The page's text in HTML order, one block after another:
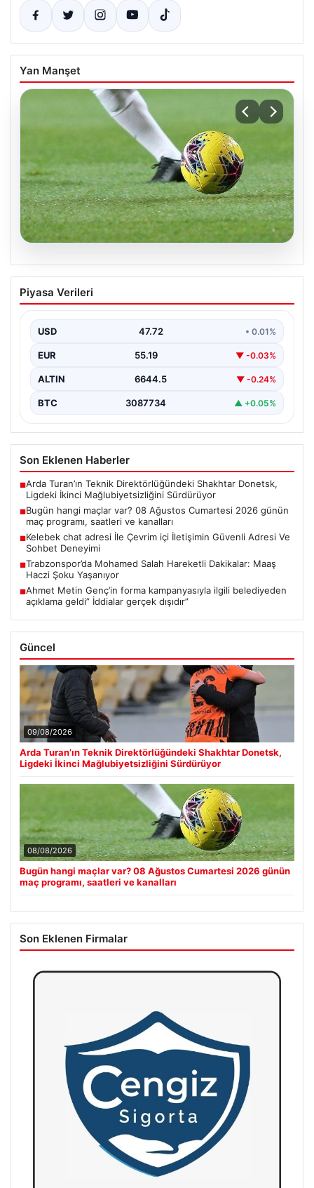
Yan Manşet
08.08.2026
Bugün hangi maçlar var? 08 Ağustos
Cumartesi 2026 günün maç programı,
Piyasa Verileri
USD 47.72 • 0.01%
EUR 55.19 ▼ -0.03%
ALTIN 6644.5 ▼ -0.24%
BTC 3087734 ▲ +0.05%
Son Eklenen Haberler
■Arda Turan’ın Teknik Direktörlüğündeki Shakhtar Donetsk,
Ligdeki İkinci Mağlubiyetsizliğini Sürdürüyor
■Bugün hangi maçlar var? 08 Ağustos Cumartesi 2026 günün
maç programı, saatleri ve kanalları
■Kelebek chat adresi İle Çevrim içi İletişimin Güvenli Adresi Ve
Sohbet Deneyimi
■Trabzonspor’da Mohamed Salah Hareketli Dakikalar: Maaş
Haczi Şoku Yaşanıyor
■Ahmet Metin Genç’in forma kampanyasıyla ilgili belediyeden
açıklama geldi” İddialar gerçek dışıdır”
Güncel
09/08/2026
Arda Turan’ın Teknik Direktörlüğündeki Shakhtar Donetsk,
Ligdeki İkinci Mağlubiyetsizliğini Sürdürüyor
08/08/2026
Bugün hangi maçlar var? 08 Ağustos Cumartesi 2026 günün
maç programı, saatleri ve kanalları
Son Eklenen Firmalar